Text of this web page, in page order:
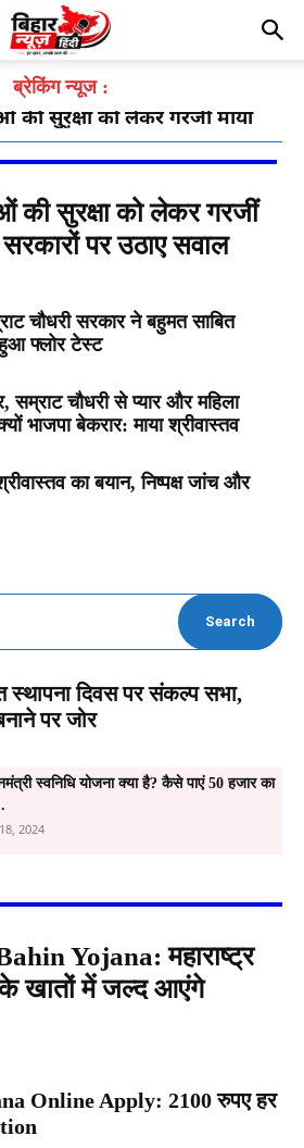
ब्रेकिंग न्यूज :
की सुरक्षा को लेकर गरजीं माया
सरकारों पर उठाए सवाल
की सुरक्षा को लेकर गरजीं
सरकारों पर उठाए सवाल
चौधरी सरकार ने बहुमत साबित
फ्लोर टेस्ट
सम्राट चौधरी से प्यार और महिला
भाजपा बेकरार: माया श्रीवास्तव
का बयान, निष्पक्ष जांच और
Search
स्थापना दिवस पर संकल्प सभा,
पर जोर
स्वनिधि योजना क्या है? कैसे पाएं 50 हजार का
2024
Yojana: महाराष्ट्र
के खातों में जल्द आएंगे
Online Apply: 2100 रुपए हर